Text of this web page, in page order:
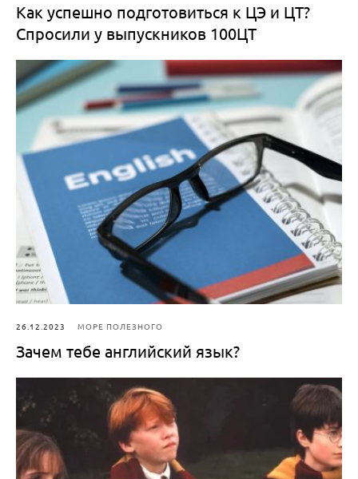
Как успешно подготовиться к ЦЭ и ЦТ?
Спросили у выпускников 100ЦТ
26.12.2023 МОРЕ ПОЛЕЗНОГО
Зачем тебе английский язык?